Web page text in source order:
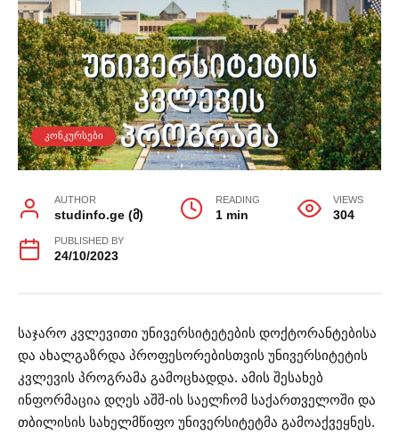
ᲙᲝᲜᲙᲣᲠᲡᲔᲑᲘ
AUTHOR
studinfo.ge (მ)
READING
1 min
VIEWS
304
PUBLISHED BY
24/10/2023
საჯარო კვლევითი უნივერსიტეტების დოქტორანტებისა
და ახალგაზრდა პროფესორებისთვის უნივერსიტეტის
კვლევის პროგრამა გამოცხადდა. ამის შესახებ
ინფორმაცია დღეს აშშ-ის საელჩომ საქართველოში და
თბილისის სახელმწიფო უნივერსიტეტმა გამოაქვეყნეს.